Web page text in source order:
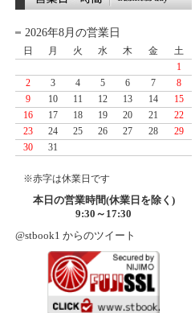
2026年8月の営業日
日 月 火 水 木 金
土
1
2
3 4 5 6 7
8
9
10 11 12 13 14
15
16
17 18 19 20 21
22
23
24 25 26 27 28
29
30
31
※赤字は休業日です
本日の営業時間(休業日を除く)
9:30～17:30
@stbook1 からのツイート